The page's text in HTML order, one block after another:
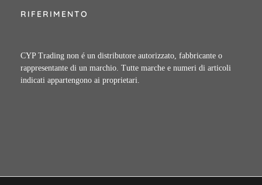
RIFERIMENTO
CYP Trading non é un distributore autorizzato, fabbricante o
rappresentante di un marchio. Tutte marche e numeri di articoli
indicati appartengono ai proprietari.